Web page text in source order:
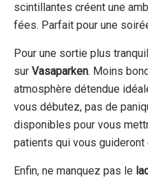
scintillantes créent une
fées. Parfait pour une
Pour une sortie plus
sur Vasaparken. Moins
atmosphère détendue
vous débutez, pas de
disponibles pour vous
patients qui vous
Enfin, ne manquez pas le